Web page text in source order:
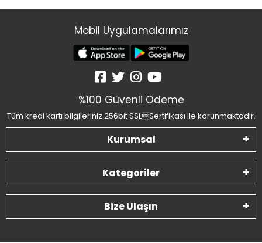
Mobil Uygulamalarımız
%100 Güvenli Ödeme
Tüm kredi kartı bilgileriniz 256bit SSLSertifikası ile korunmaktadır.
Kurumsal
Kategoriler
Bize Ulaşın